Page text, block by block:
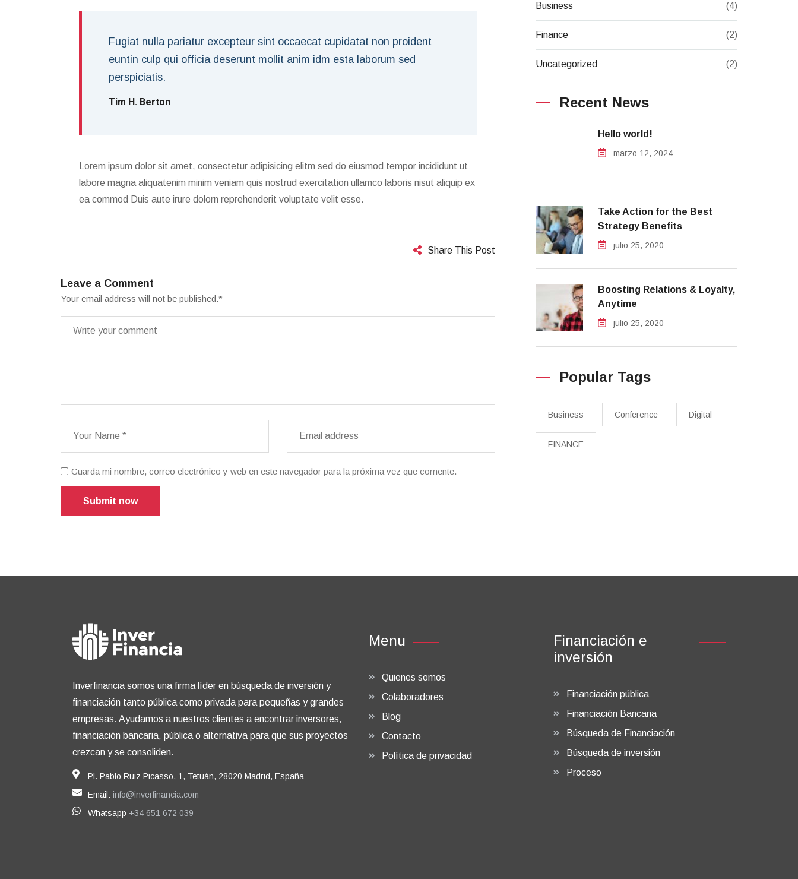
Fugiat nulla pariatur excepteur sint occaecat cupidatat non proident
euntin culp qui officia deserunt mollit anim idm esta laborum sed
perspiciatis.
Tim H. Berton
Lorem ipsum dolor sit amet, consectetur adipisicing elitm sed do eiusmod tempor incididunt ut
labore magna aliquatenim minim veniam quis nostrud exercitation ullamco laboris nisut aliquip ex
ea commod Duis aute irure dolorn reprehenderit voluptate velit esse.
Share This Post
Leave a Comment
Your email address will not be published.*
Guarda mi nombre, correo electrónico y web en este navegador para la próxima vez que comente.
Submit now
Business (4)
Finance (2)
Uncategorized (2)
Recent News
Hello world!
marzo 12, 2024
Take Action for the Best
Strategy Benefits
julio 25, 2020
Boosting Relations & Loyalty,
Anytime
julio 25, 2020
Popular Tags
Business Conference Digital
FINANCE
Inverfinancia somos una firma líder en búsqueda de inversión y
financiación tanto pública como privada para pequeñas y grandes
empresas. Ayudamos a nuestros clientes a encontrar inversores,
financiación bancaria, pública o alternativa para que sus proyectos
crezcan y se consoliden.
Pl. Pablo Ruiz Picasso, 1, Tetuán, 28020 Madrid, España
Email: info@inverfinancia.com
Whatsapp +34 651 672 039
Menu
Quienes somos
Colaboradores
Blog
Contacto
Política de privacidad
Financiación e
inversión
Financiación pública
Financiación Bancaria
Búsqueda de Financiación
Búsqueda de inversión
Proceso